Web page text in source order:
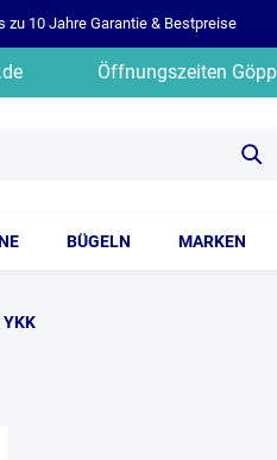
10 Jahre Garantie & Bestpreise
Öffnungszeiten
BÜGELN MARKEN